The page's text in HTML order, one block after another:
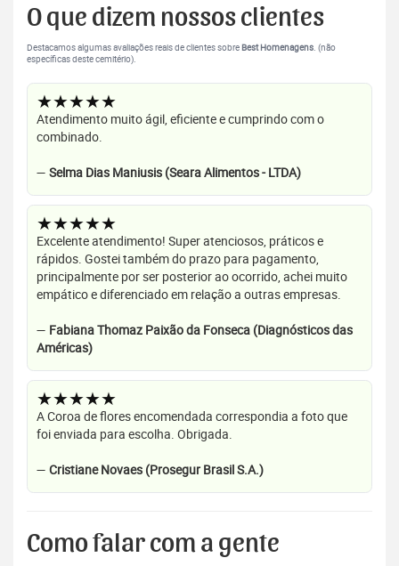
O que dizem nossos clientes
Destacamos algumas avaliações reais de clientes sobreBest Homenagens. (não
específicas deste cemitério).
★★★★★
Atendimento muito ágil, eficiente e cumprindo com o
combinado.
— Selma Dias Maniusis (Seara Alimentos - LTDA)
★★★★★
Excelente atendimento! Super atenciosos, práticos e
rápidos. Gostei também do prazo para pagamento,
principalmente por ser posterior ao ocorrido, achei muito
empático e diferenciado em relação a outras empresas.
— Fabiana Thomaz Paixão da Fonseca (Diagnósticos das
Américas)
★★★★★
A Coroa de flores encomendada correspondia a foto que
foi enviada para escolha. Obrigada.
— Cristiane Novaes (Prosegur Brasil S.A.)
Como falar com a gente